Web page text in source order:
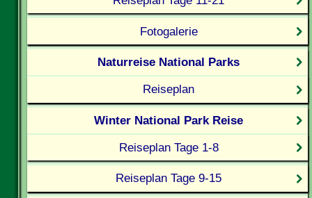
Fotogalerie
Naturreise National Parks
Reiseplan
Winter National Park Reise
Reiseplan Tage 1-8
Reiseplan Tage 9-15